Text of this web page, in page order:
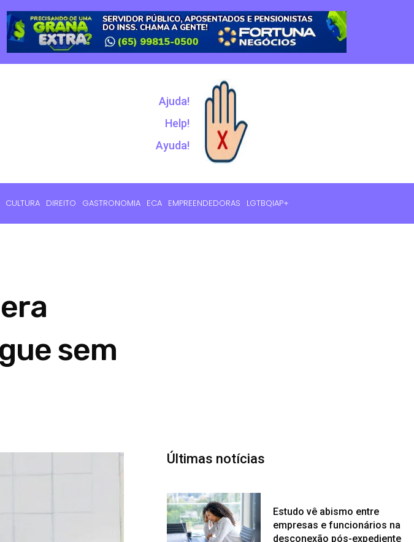
Ajuda!
Help!
Ayuda!
CULTURA DIREITO GASTRONOMIA ECA EMPREENDEDORAS LGTBQIAP+
sem
Últimas notícias
Estudo vê abismo entre
empresas e funcionários na
desconexão pós-expediente